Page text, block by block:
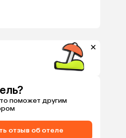
поможет другим
отзыв об отеле